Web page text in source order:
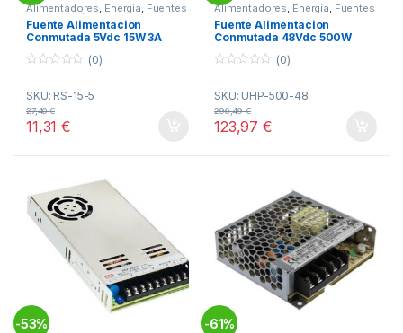
Alimentadores, Energia, Fuentes
Alimentación
Fuente Alimentacion
Conmutada 5Vdc 15W 3A
u
t
o
f
(0)
SKU: RS-15-5
11,31€
27,40€
Alimentadores, Energia, Fuentes
Alimentación
Fuente Alimentacion
Conmutada 48Vdc 500W
48
u
t
o
f
(0)
SKU: UHP-500-48
123,97€
296,49€
-53% -61%